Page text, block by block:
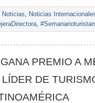
Noticias, Noticias
,
PREMIO A
LÍDER DE